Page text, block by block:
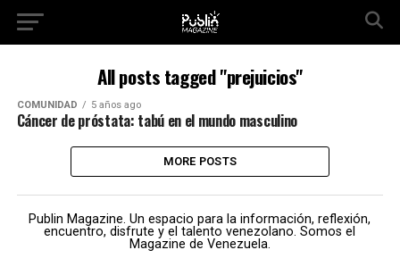
All posts tagged "prejuicios"
COMUNIDAD 5 años ago
Cáncer de próstata: tabú en el mundo masculino
MORE POSTS
Publin Magazine. Un espacio para la información, reflexión,
encuentro, disfrute y el talento venezolano. Somos el
Magazine de Venezuela.